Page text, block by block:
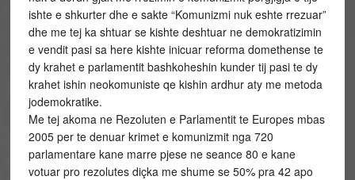
ishte e shkurter dhe e sakte “Komunizmi nuk eshte rrezuar”
dhe me tej ka shtuar se kishte deshtuar ne demokratizimin
e vendit pasi sa here kishte inicuar reforma domethense te
dy krahet e parlamentit bashkoheshin kunder tij pasi te dy
krahet ishin neokomuniste qe kishin ardhur aty me metoda
jodemokratike.
Me tej akoma ne Rezoluten e Parlamentit te Europes mbas
2005 per te denuar krimet e komunizmit nga 720
parlamentare kane marre pjese ne seance 80 e kane
votuar pro rezolutes diçka me shume se 50% pra 42 apo